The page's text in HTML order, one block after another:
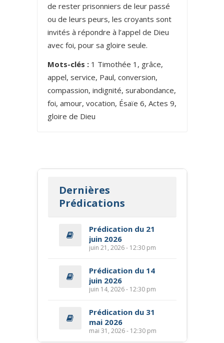
de rester prisonniers de leur passé
ou de leurs peurs, les croyants sont
invités à répondre à l’appel de Dieu
avec foi, pour sa gloire seule.
Mots-clés :1 Timothée 1, grâce,
appel, service, Paul, conversion,
compassion, indignité, surabondance,
foi, amour, vocation, Ésaïe 6, Actes 9,
gloire de Dieu
Dernières
Prédications
Prédication du 21
juin 2026
juin 21, 2026 - 12:30 pm
Prédication du 14
juin 2026
juin 14, 2026 - 12:30 pm
Prédication du 31
mai 2026
mai 31, 2026 - 12:30 pm